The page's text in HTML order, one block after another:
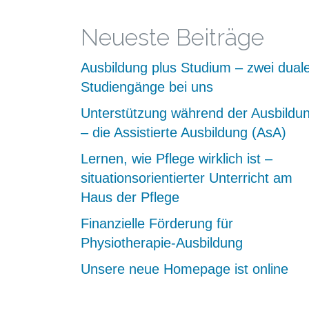
Neueste Beiträge
Ausbildung plus Studium – zwei
Studiengänge bei uns
Unterstützung während der
– die Assistierte Ausbildung (AsA)
Lernen, wie Pflege wirklich ist –
situationsorientierter Unterricht am
Haus der Pflege
Finanzielle Förderung für
Physiotherapie-Ausbildung
Unsere neue Homepage ist online